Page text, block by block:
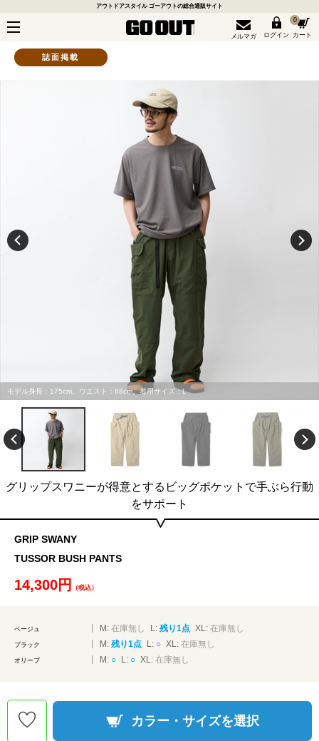
アウトドアスタイル ゴーアウトの総合通販サイト
メルマガ ログイン
0
カート
誌面掲載
モデル身長：175cm。ウエスト：68cm。着用サイズ：L
グリップスワニーが得意とするビッグポケットで手ぶら行動
をサポート
GRIP SWANY
TUSSOR BUSH PANTS
14,300円 （税込）
ベージュ M: 在庫無し L: 残り1点 XL: 在庫無し
ブラック M: 残り1点 L: ○ XL: 在庫無し
オリーブ M: ○ L: ○ XL: 在庫無し
カラー・サイズを選択